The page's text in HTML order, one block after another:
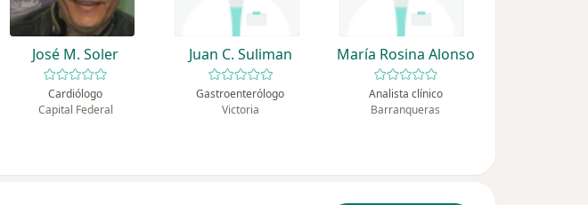
José M. Soler
Cardiólogo
Capital Federal
Juan C. Suliman
Gastroenterólogo
Victoria
María Rosina Alonso
Analista clínico
Barranqueras